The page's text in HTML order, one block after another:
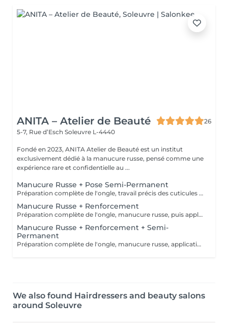
ANITA – Atelier de Beauté
26
5-7, Rue d’Esch Soleuvre L-4440
Fondé en 2023, ANITA Atelier de Beauté est un institut
exclusivement dédié à la manucure russe, pensé comme une
expérience rare et confidentielle au ...
Manucure Russe + Pose Semi-Permanent
Préparation complète de l'ongle, travail précis des cuticules en manucure russe, puis pose d'une base, du vernis semi-permanent et d'un top coat pour un résultat net, brillant et longue tenue.
Manucure Russe + Renforcement
Préparation complète de l'ongle, manucure russe, puis application d'un renfort avec base teintée couleur naturelle pour solidifier la plaque, unifier l'ongle et améliorer la tenue.
Manucure Russe + Renforcement + Semi-
Permanent
Préparation complète de l'ongle, manucure russe, application d'un renfort avec base teintée naturelle, puis pose du vernis semi-permanent et du top coat pour une finition nette et durable.
We also found Hairdressers and beauty salons
around Soleuvre